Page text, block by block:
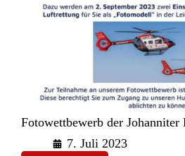
Fotowettbewerb der Johanniter
7. Juli 2023